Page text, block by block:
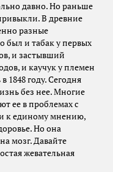
давно. Но раньше
В древние
разные
был и табак у первых
и застывший
и каучук у племен
1848 году. Сегодня
без нее. Многие
ее в проблемах с
к единому мнению,
Но она
мозг. Давайте
жевательная